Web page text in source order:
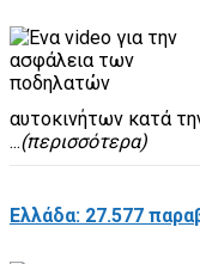
αυτοκινήτων κατά
...(περισσότερα)
Ελλάδα: 27.577